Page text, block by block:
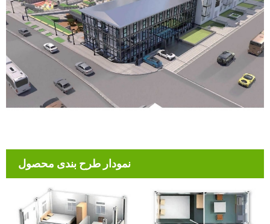
نمودار طرح بندی محصول